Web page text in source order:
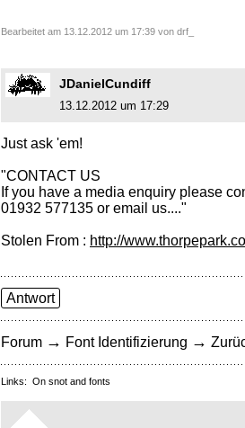
Bearbeitet am 13.12.2012 um 17:39 von drf_
JDanielCundiff
13.12.2012 um 17:29
Just ask 'em!
"CONTACT US
If you have a media enquiry please
01932 577135 or email us...."
Stolen From : http://
Antwort
Forum → Font Identifizierung →
Links: On snot and fonts